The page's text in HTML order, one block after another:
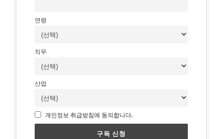
연령
직무
산업
개인정보 취급방침에 동의합니다.